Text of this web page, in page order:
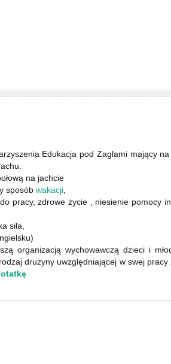
Edukacja pod Żaglami mający na
na jachcie
sposób wakacji,
pracy, zdrowe życie , niesienie pomocy
siła,
organizacją wychowawczą dzieci i
drużyny uwzględniającej w swej